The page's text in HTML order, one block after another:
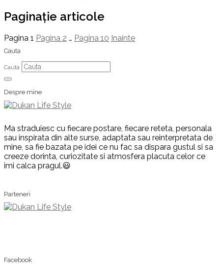
Paginație articole
Pagina 1 Pagina 2 … Pagina 10 Inainte
Cauta
Cauta
Despre mine
Ma straduiesc cu fiecare postare, fiecare reteta, personala
sau inspirata din alte surse, adaptata sau reinterpretata de
mine, sa fie bazata pe idei ce nu fac sa dispara gustul si sa
creeze dorinta, curiozitate si atmosfera placuta celor ce
imi calca pragul.😃
Parteneri
Facebook